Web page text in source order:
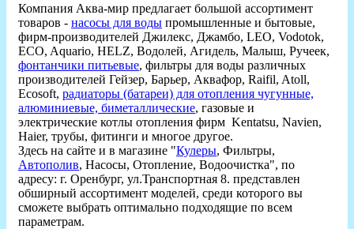
Компания Аква-мир предлагает большой ассортимент
товаров - насосы для воды промышленные и бытовые,
фирм-производителей Джилекс, Джамбо, LEO, Vodotok,
ECO, Aquario, HELZ, Водолей, Агидель, Малыш, Ручеек,
фонтанчики питьевые, фильтры для воды различных
производителей Гейзер, Барьер, Аквафор, Raifil, Atoll,
Ecosoft, радиаторы (батареи) для отопления чугунные,
алюминиевые, биметаллические, газовые и
электрические котлы отопления фирм Kentatsu, Navien,
Haier, трубы, фитинги и многое другое.
Здесь на сайте и в магазине "Кулеры, Фильтры,
Автополив, Насосы, Отопление, Водоочистка", по
адресу: г. Оренбург, ул.Транспортная 8. представлен
обширный ассортимент моделей, среди которого вы
сможете выбрать оптимально подходящие по всем
параметрам.